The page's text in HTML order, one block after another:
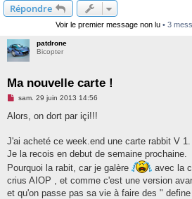
Répondre
Voir le premier message non lu• 3
patdrone
Bicopter
Ma nouvelle carte !
M
s
g
n
n
l
sam. 29 juin 2013 14:56
Alors, on dort par içi!!!
J'ai acheté ce week.end une carte rabbit V 1.
Je la recois en debut de semaine prochaine.
Pourquoi la rabit, car je galère
avec la
crius AIOP , et comme c'est une version
et qu'on passe pas sa vie à faire des "